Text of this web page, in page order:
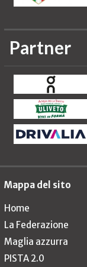
Partner
Mappa del sito
Home
La Federazione
Maglia azzurra
PISTA 2.0